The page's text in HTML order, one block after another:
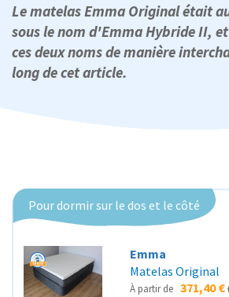
Le matelas Emma Original était
sous le nom d'Emma Hybride II,
ces deux noms de manière
long de cet article.
Pour dormir sur le dos et le côté
Emma
Matelas Original
À partir de371,40 €